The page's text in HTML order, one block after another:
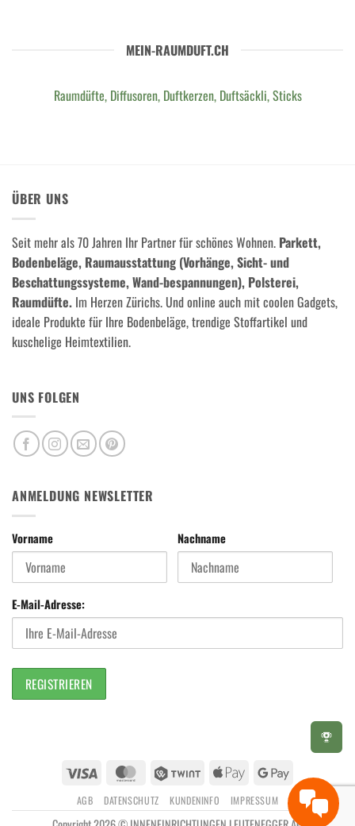
MEIN-RAUMDUFT.CH
Raumdüfte, Diffusoren, Duftkerzen, Duftsäckli, Sticks
ÜBER UNS
Seit mehr als 70 Jahren Ihr Partner für schönes Wohnen. Parkett,
Bodenbeläge, Raumausstattung (Vorhänge, Sicht- und
Beschattungssysteme, Wand-bespannungen), Polsterei,
Raumdüfte. Im Herzen Zürichs. Und online auch mit coolen Gadgets,
ideale Produkte für Ihre Bodenbeläge, trendige Stoffartikel und
kuschelige Heimtextilien.
UNS FOLGEN
ANMELDUNG NEWSLETTER
Vorname Nachname
E-Mail-Adresse:
MasterCard Twint
Apple
Google
Pay
AGB DATENSCHUTZ KUNDENINFO IMPRESSUM